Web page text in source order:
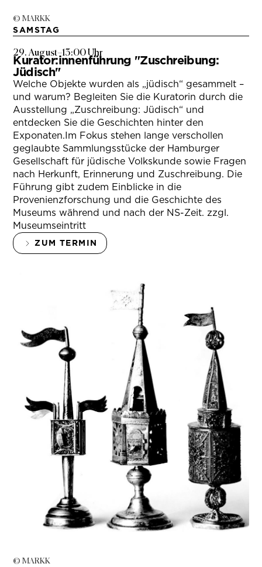
© MARKK
SAMSTAG
29. August–13:00 Uhr
Kurator:innenführung "Zuschreibung:
Jüdisch"
Welche Objekte wurden als „jüdisch“ gesammelt –
und warum? Begleiten Sie die Kuratorin durch die
Ausstellung „Zuschreibung: Jüdisch“ und
entdecken Sie die Geschichten hinter den
Exponaten.Im Fokus stehen lange verschollen
geglaubte Sammlungsstücke der Hamburger
Gesellschaft für jüdische Volkskunde sowie Fragen
nach Herkunft, Erinnerung und Zuschreibung. Die
Führung gibt zudem Einblicke in die
Provenienzforschung und die Geschichte des
Museums während und nach der NS-Zeit. zzgl.
Museumseintritt
ZUM TERMIN
© MARKK